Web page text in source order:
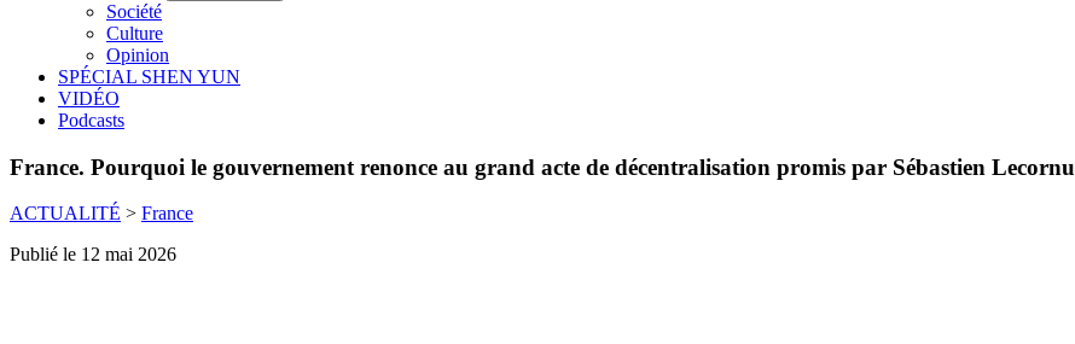
Société
Culture
Opinion
SPÉCIAL SHEN YUN
VIDÉO
Podcasts
France. Pourquoi le gouvernement renonce au grand acte de décentralisation promis par Sébastien Lecornu
ACTUALITÉ > France
Publié le 12 mai 2026